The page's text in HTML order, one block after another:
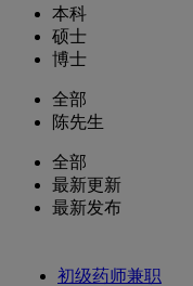
本科
硕士
博士
全部
陈先生
全部
最新更新
最新发布
初级药师兼职